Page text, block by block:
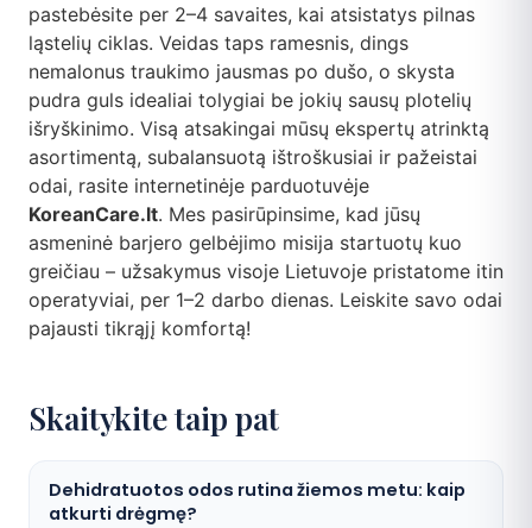
pastebėsite per 2–4 savaites, kai atsistatys pilnas
ląstelių ciklas. Veidas taps ramesnis, dings
nemalonus traukimo jausmas po dušo, o skysta
pudra guls idealiai tolygiai be jokių sausų plotelių
išryškinimo. Visą atsakingai mūsų ekspertų atrinktą
asortimentą, subalansuotą ištroškusiai ir pažeistai
odai, rasite internetinėje parduotuvėje
KoreanCare.lt. Mes pasirūpinsime, kad jūsų
asmeninė barjero gelbėjimo misija startuotų kuo
greičiau – užsakymus visoje Lietuvoje pristatome itin
operatyviai, per 1–2 darbo dienas. Leiskite savo odai
pajausti tikrąjį komfortą!
Skaitykite taip pat
Dehidratuotos odos rutina žiemos metu: kaip
atkurti drėgmę?